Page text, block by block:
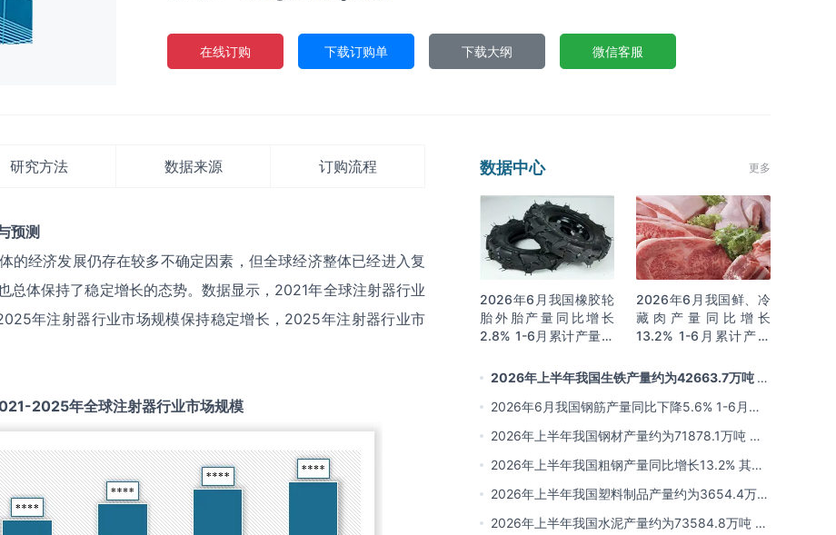
在线订购 下载订购单 下载大纲 微信客服
研究方法 数据来源 订购流程
预测
的经济发展仍存在较多不确定因素，但全球经济整体已经进入复
总体保持了稳定增长的态势。数据显示，2021年全球注射器行业
年注射器行业市场规模保持稳定增长，2025年注射器行业市
2025年全球注射器行业市场规模
数据中心 更多
2026年6月我国橡胶轮
胎外胎产量同比增长
2.8% 1-6月累计产量同
2026年6月我国鲜、冷
藏肉产量同比增长
13.2% 1-6月累计产量
2026年上半年我国生铁产量约为42663.7万吨 同
比下降2.8% 其中河北产量占比22.7%排名第一
2026年6月我国钢筋产量同比下降5.6% 1-6月累
计产量同比下降10.7%
2026年上半年我国钢材产量约为71878.1万吨 同
比下降0.9% 其中河北以超亿吨产量排名第一
2026年上半年我国粗钢产量同比增长13.2% 其中
河北产量占比21.5%位居首位
2026年上半年我国塑料制品产量约为3654.4万吨
其中江苏、浙江产量分别占比18.9%、16.0%
2026年上半年我国水泥产量约为73584.8万吨 同